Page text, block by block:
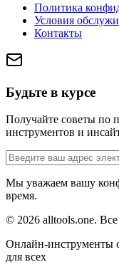
Политика
Условия
Контакты
Будьте в курсе
Получайте советы по
инструментов и
Мы уважаем вашу
время.
© 2026 alltools.one.
Онлайн-инструменты
для всех